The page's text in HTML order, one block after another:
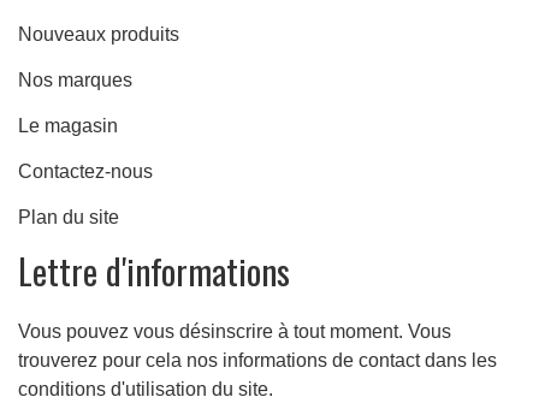
Nouveaux produits
Nos marques
Le magasin
Contactez-nous
Plan du site
Lettre d'informations
Vous pouvez vous désinscrire à tout moment. Vous
trouverez pour cela nos informations de contact dans les
conditions d'utilisation du site.